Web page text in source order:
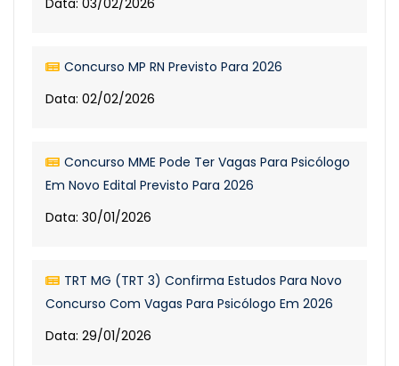
Data: 03/02/2026
Concurso MP RN Previsto Para 2026
Data: 02/02/2026
Concurso MME Pode Ter Vagas Para Psicólogo
Em Novo Edital Previsto Para 2026
Data: 30/01/2026
TRT MG (TRT 3) Confirma Estudos Para Novo
Concurso Com Vagas Para Psicólogo Em 2026
Data: 29/01/2026